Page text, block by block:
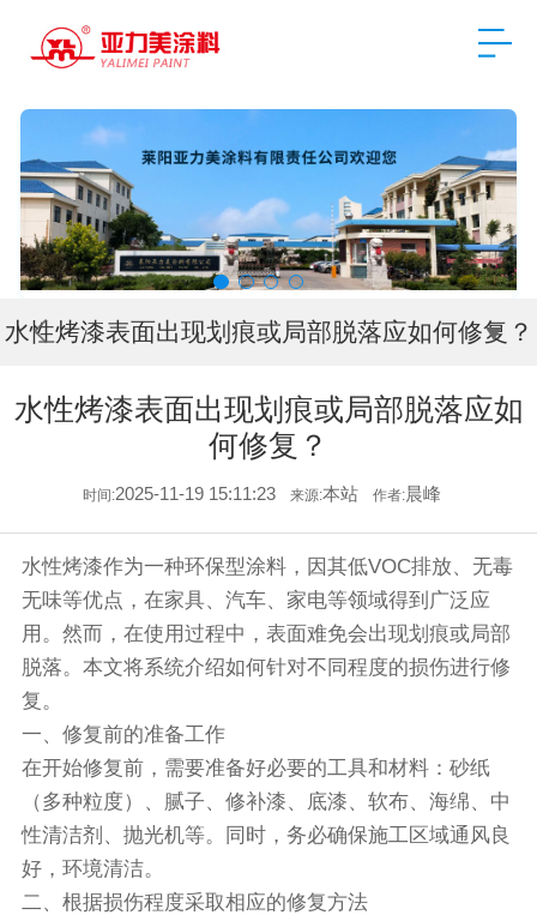
水性烤漆表面出现划痕或局部脱落应如何修复？
水性烤漆表面出现划痕或局部脱落应如
何修复？
时间:2025-11-19 15:11:23 来源:本站 作者:晨峰
水性烤漆作为一种环保型涂料，因其低VOC排放、无毒
无味等优点，在家具、汽车、家电等领域得到广泛应
用。然而，在使用过程中，表面难免会出现划痕或局部
脱落。本文将系统介绍如何针对不同程度的损伤进行修
复。
一、修复前的准备工作
在开始修复前，需要准备好必要的工具和材料：砂纸
（多种粒度）、腻子、修补漆、底漆、软布、海绵、中
性清洁剂、抛光机等。同时，务必确保施工区域通风良
好，环境清洁。
二、根据损伤程度采取相应的修复方法